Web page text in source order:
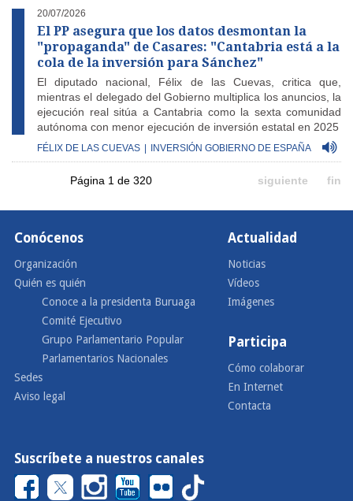
20/07/2026
El PP asegura que los datos desmontan la
"propaganda" de Casares: "Cantabria está a la
cola de la inversión para Sánchez"
El diputado nacional, Félix de las Cuevas, critica que,
mientras el delegado del Gobierno multiplica los anuncios, la
ejecución real sitúa a Cantabria como la sexta comunidad
autónoma con menor ejecución de inversión estatal en 2025
FÉLIX DE LAS CUEVAS INVERSIÓN GOBIERNO DE ESPAÑA
Página 1 de 320 siguiente fin
Conócenos
Organización
Quién es quién
Conoce a la presidenta Buruaga
Comité Ejecutivo
Grupo Parlamentario Popular
Parlamentarios Nacionales
Sedes
Aviso legal
Actualidad
Noticias
Vídeos
Imágenes
Participa
Cómo colaborar
En Internet
Contacta
Suscríbete a nuestros canales